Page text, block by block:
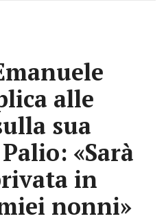
alle
sua
«Sarà
in
nonni»